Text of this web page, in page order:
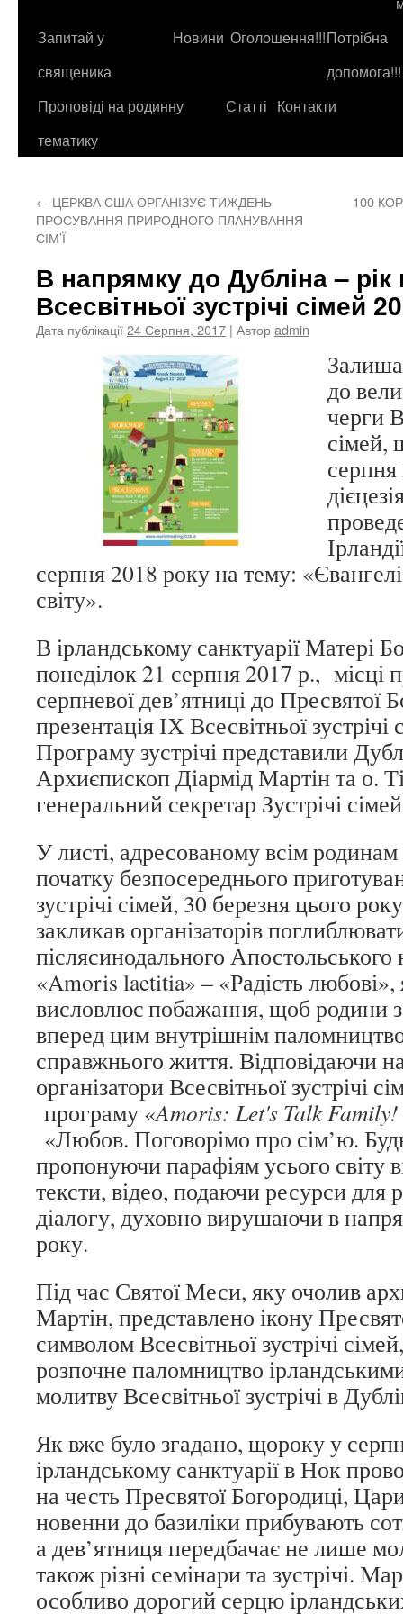
контенту
Запитай у
священика
Новини Оголошення!!!Потрібна
допомога!!!
Проповіді на родинну
тематику
Статті Контакти
← ЦЕРКВА США ОРГАНІЗУЄ ТИЖДЕНЬ
ПРОСУВАННЯ ПРИРОДНОГО ПЛАНУВАННЯ
СІМ’Ї
100
В напрямку до Дубліна –
Всесвітньої зустрічі сімей
Дата публікації24 Серпня, 2017 | Авторadmin
до
черги
сімей,
серпня
серпня 2018 року на тему:
світу».
В ірландському санктуарії Матері
понеділок 21 серпня 2017 р., місці
серпневої дев’ятниці до Пресвятої
презентація ІХ Всесвітньої
Програму зустрічі представили
Архиєпископ Діармід Мартін та о.
генеральний секретар Зустрічі
У листі, адресованому всім родинам
початку безпосереднього
зустрічі сімей, 30 березня цього
закликав організаторів
післясинодального
«Amoris laetitia» – «Радість
висловлює побажання, щоб родини
вперед цим внутрішнім
справжнього життя. Відповідаючи
організатори Всесвітньої зустрічі
програму «Amoris: Let's Talk
«Любов. Поговорімо про сім’ю.
пропонуючи парафіям усього світу
тексти, відео, подаючи ресурси для
діалогу, духовно вирушаючи в
року.
Під час Святої Меси, яку очолив
Мартін, представлено ікону
символом Всесвітньої зустрічі
розпочне паломництво
молитву Всесвітньої зустрічі в
Як вже було згадано, щороку у
ірландському санктуарії в Нок
на честь Пресвятої Богородиці,
новенни до базиліки прибувають
а дев’ятниця передбачає не лише
також різні семінари та зустрічі.
особливо дорогий серцю